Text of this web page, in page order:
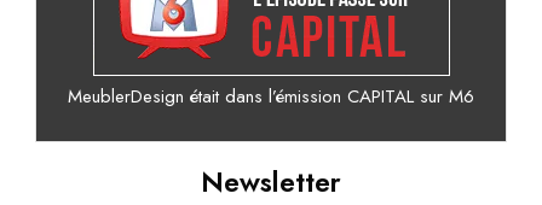
MeublerDesign était dans l’émission CAPITAL sur M6
Newsletter